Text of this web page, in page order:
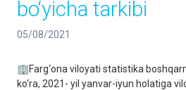
bo‘yicha tarkibi
05/08/2021
🏢Farg‘ona viloyati statistika
ko‘ra, 2021- yil yanvar-iyun holatiga